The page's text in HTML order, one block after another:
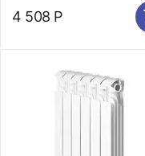
4 508 Р